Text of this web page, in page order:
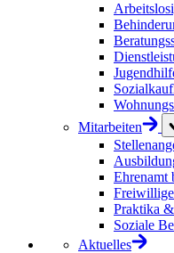
Mitarbeiten
Ehrenamt
Praktika
Soziale
Aktuelles